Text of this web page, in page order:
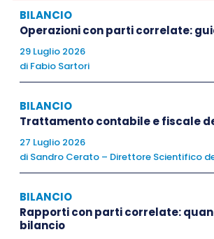
Se il soggetto opera incontabilità
cessioni dei beni avviene
l’aggio, mal’intero corrispettivo.
Se il soggetto opera in
Si supponga che il rivenditore acquisti
premio che deve
tal caso, la scrittura contabile sarà la
BILANCIO
Operazioni con parti correlate:
29 Luglio 2026
di Fabio Sartori
BILANCIO
Trattamento contabile e fiscale
27 Luglio 2026
di Sandro Cerato – Direttore Scientifico
BILANCIO
Rapporti con parti correlate:
bilancio